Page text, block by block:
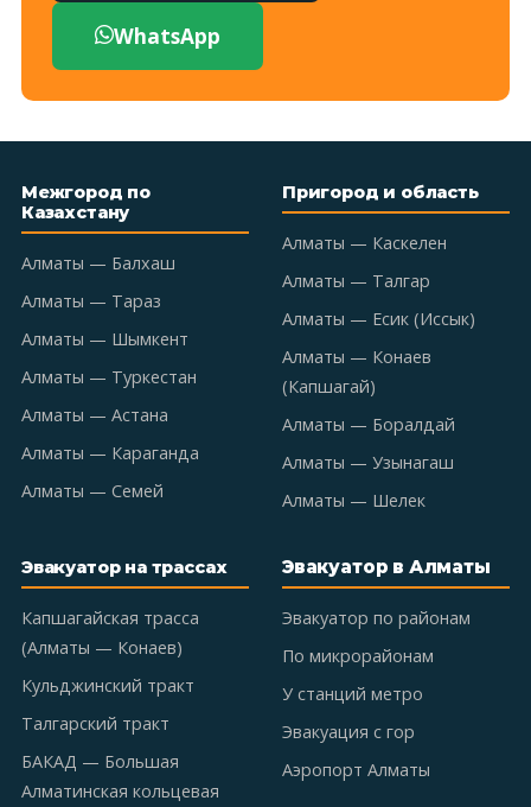
WhatsApp
Межгород по
Казахстану
Алматы — Балхаш
Алматы — Тараз
Алматы — Шымкент
Алматы — Туркестан
Алматы — Астана
Алматы — Караганда
Алматы — Семей
Пригород и область
Алматы — Каскелен
Алматы — Талгар
Алматы — Есик (Иссык)
Алматы — Конаев
(Капшагай)
Алматы — Боралдай
Алматы — Узынагаш
Алматы — Шелек
Эвакуатор на трассах
Капшагайская трасса
(Алматы — Конаев)
Кульджинский тракт
Талгарский тракт
БАКАД — Большая
Алматинская кольцевая
Эвакуатор в Алматы
Эвакуатор по районам
По микрорайонам
У станций метро
Эвакуация с гор
Аэропорт Алматы